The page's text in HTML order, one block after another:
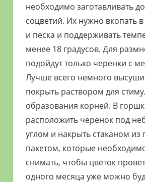
необходимо заготавливать
соцветий. Их нужно вкопать
и песка и поддерживать
менее 18 градусов. Для
подойдут только черенки с
Лучше всего немного
покрыть раствором для
образования корней. В
расположить черенок под
углом и накрыть стаканом из
пакетом, которые
снимать, чтобы цветок
одного месяца уже можно